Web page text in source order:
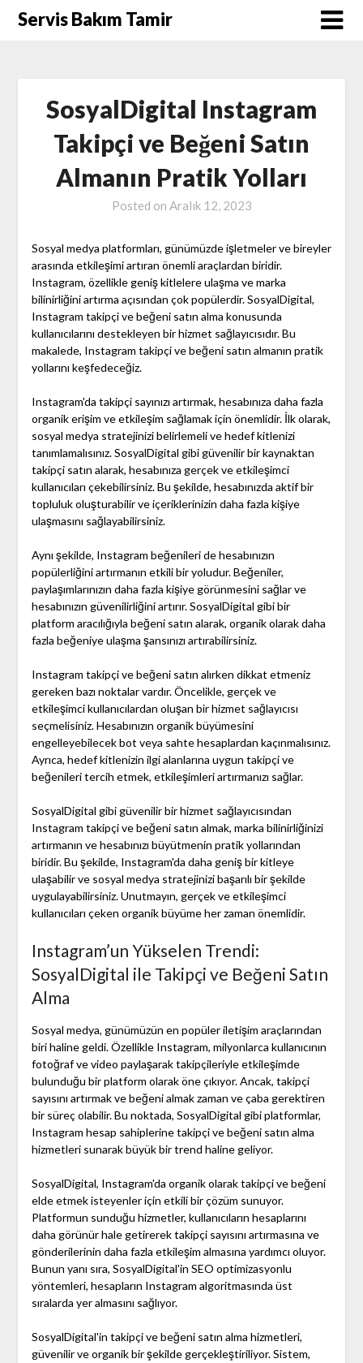
SkipServis Bakım Tamir
SosyalDigital Instagram
Takipçi ve Beğeni Satın
Almanın Pratik Yolları
Posted on Aralık 12, 2023
Sosyal medya platformları, günümüzde işletmeler ve bireyler
arasında etkileşimi artıran önemli araçlardan biridir.
Instagram, özellikle geniş kitlelere ulaşma ve marka
bilinirliğini artırma açısından çok popülerdir. SosyalDigital,
Instagram takipçi ve beğeni satın alma konusunda
kullanıcılarını destekleyen bir hizmet sağlayıcısıdır. Bu
makalede, Instagram takipçi ve beğeni satın almanın pratik
yollarını keşfedeceğiz.
Instagram'da takipçi sayınızı artırmak, hesabınıza daha fazla
organik erişim ve etkileşim sağlamak için önemlidir. İlk olarak,
sosyal medya stratejinizi belirlemeli ve hedef kitlenizi
tanımlamalısınız. SosyalDigital gibi güvenilir bir kaynaktan
takipçi satın alarak, hesabınıza gerçek ve etkileşimci
kullanıcıları çekebilirsiniz. Bu şekilde, hesabınızda aktif bir
topluluk oluşturabilir ve içeriklerinizin daha fazla kişiye
ulaşmasını sağlayabilirsiniz.
Aynı şekilde, Instagram beğenileri de hesabınızın
popülerliğini artırmanın etkili bir yoludur. Beğeniler,
paylaşımlarınızın daha fazla kişiye görünmesini sağlar ve
hesabınızın güvenilirliğini artırır. SosyalDigital gibi bir
platform aracılığıyla beğeni satın alarak, organik olarak daha
fazla beğeniye ulaşma şansınızı artırabilirsiniz.
Instagram takipçi ve beğeni satın alırken dikkat etmeniz
gereken bazı noktalar vardır. Öncelikle, gerçek ve
etkileşimci kullanıcılardan oluşan bir hizmet sağlayıcısı
seçmelisiniz. Hesabınızın organik büyümesini
engelleyebilecek bot veya sahte hesaplardan kaçınmalısınız.
Ayrıca, hedef kitlenizin ilgi alanlarına uygun takipçi ve
beğenileri tercih etmek, etkileşimleri artırmanızı sağlar.
SosyalDigital gibi güvenilir bir hizmet sağlayıcısından
Instagram takipçi ve beğeni satın almak, marka bilinirliğinizi
artırmanın ve hesabınızı büyütmenin pratik yollarından
biridir. Bu şekilde, Instagram'da daha geniş bir kitleye
ulaşabilir ve sosyal medya stratejinizi başarılı bir şekilde
uygulayabilirsiniz. Unutmayın, gerçek ve etkileşimci
kullanıcıları çeken organik büyüme her zaman önemlidir.
Instagram’un Yükselen Trendi:
SosyalDigital ile Takipçi ve Beğeni Satın
Alma
Sosyal medya, günümüzün en popüler iletişim araçlarından
biri haline geldi. Özellikle Instagram, milyonlarca kullanıcının
fotoğraf ve video paylaşarak takipçileriyle etkileşimde
bulunduğu bir platform olarak öne çıkıyor. Ancak, takipçi
sayısını artırmak ve beğeni almak zaman ve çaba gerektiren
bir süreç olabilir. Bu noktada, SosyalDigital gibi platformlar,
Instagram hesap sahiplerine takipçi ve beğeni satın alma
hizmetleri sunarak büyük bir trend haline geliyor.
SosyalDigital, Instagram'da organik olarak takipçi ve beğeni
elde etmek isteyenler için etkili bir çözüm sunuyor.
Platformun sunduğu hizmetler, kullanıcıların hesaplarını
daha görünür hale getirerek takipçi sayısını artırmasına ve
gönderilerinin daha fazla etkileşim almasına yardımcı oluyor.
Bunun yanı sıra, SosyalDigital'in SEO optimizasyonlu
yöntemleri, hesapların Instagram algoritmasında üst
sıralarda yer almasını sağlıyor.
SosyalDigital'in takipçi ve beğeni satın alma hizmetleri,
güvenilir ve organik bir şekilde gerçekleştiriliyor. Sistem,